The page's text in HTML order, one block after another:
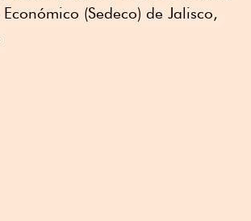
(Sedeco) de Jalisco,